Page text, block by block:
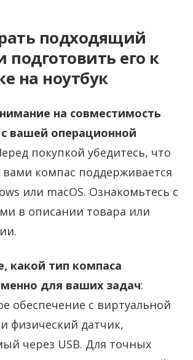
подходящий
подготовить его к
на ноутбук
на совместимость
с вашей операционной
покупкой убедитесь, что
компас поддерживается
или macOS. Ознакомьтесь с
в описании товара или
какой тип компаса
для ваших задач:
обеспечение с виртуальной
физический датчик,
через USB. Для точных